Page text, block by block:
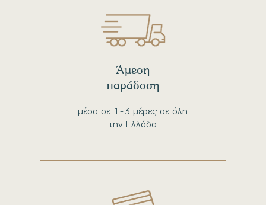
μέσα σε 1-3 μέρες σε όλη
την Ελλάδα
Άμεση
παράδοση